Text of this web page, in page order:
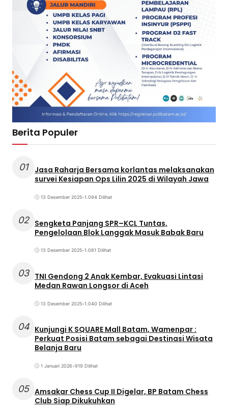
Berita Populer
01
Jasa Raharja Bersama korlantas melaksanakan
survei Kesiapan Ops Lilin 2025 di Wilayah Jawa
13 Desember 2025•1.094 Dilihat
02 Sengketa Panjang SPR–KCL Tuntas,
Pengelolaan Blok Langgak Masuk Babak Baru
13 Desember 2025•1.081 Dilihat
03 TNI Gendong 2 Anak Kembar, Evakuasi Lintasi
Medan Rawan Longsor di Aceh
13 Desember 2025•1.040 Dilihat
04 Kunjungi K SQUARE Mall Batam, Wamenpar :
Perkuat Posisi Batam sebagai Destinasi Wisata
Belanja Baru
1 Januari 2026•919 Dilihat
05 Amsakar Chess Cup II Digelar, BP Batam Chess
Club Siap Dikukuhkan